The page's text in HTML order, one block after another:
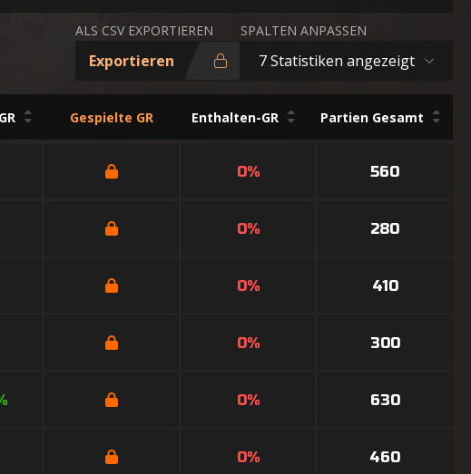
ALS CSV EXPORTIEREN
Exportieren
SPALTEN ANPASSEN
7 Statistiken angezeigt
Gespielte GR Enthalten-GR Partien Gesamt
0% 560
0% 280
0% 410
0% 300
0% 630
0% 460